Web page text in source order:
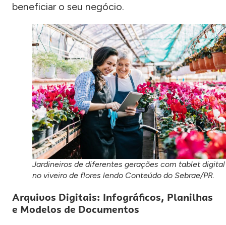
beneficiar o seu negócio.
Jardineiros de diferentes gerações com tablet digital
no viveiro de flores lendo Conteúdo do Sebrae/PR.
Arquivos Digitais: Infográficos, Planilhas
e Modelos de Documentos